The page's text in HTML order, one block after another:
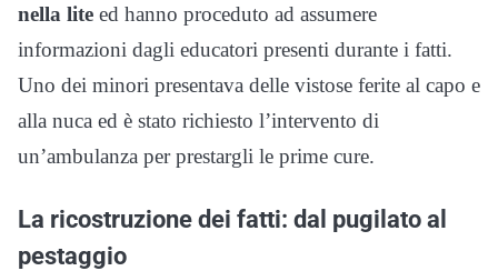
nella lite ed hanno proceduto ad assumere
informazioni dagli educatori presenti durante i fatti.
Uno dei minori presentava delle vistose ferite al capo e
alla nuca ed è stato richiesto l’intervento di
un’ambulanza per prestargli le prime cure.
La ricostruzione dei fatti: dal pugilato al
pestaggio